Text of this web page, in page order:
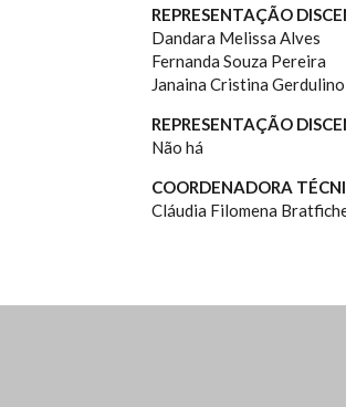
REPRESENTAÇÃO
Dandara Melissa Alves
Fernanda Souza Pereira
Janaina Cristina Gerdulino
REPRESENTAÇÃO
Não há
COORDENADORA
Cláudia Filomena